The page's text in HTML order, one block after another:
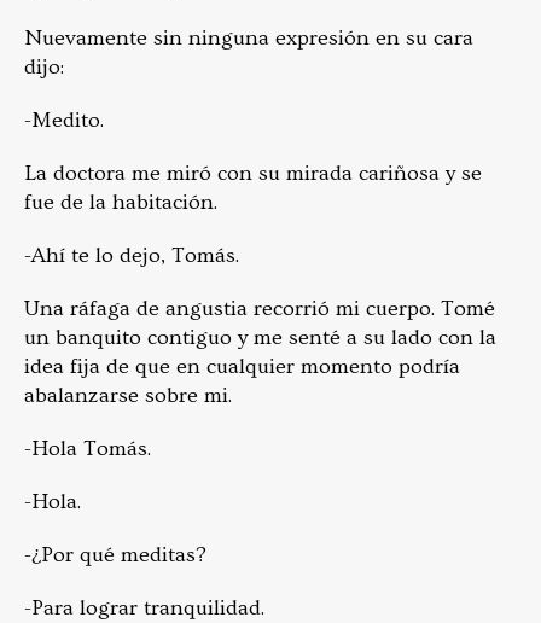
Nuevamente sin ninguna expresión en su cara
dijo:
-Medito.
La doctora me miró con su mirada cariñosa y se
fue de la habitación.
-Ahí te lo dejo, Tomás.
Una ráfaga de angustia recorrió mi cuerpo. Tomé
un banquito contiguo y me senté a su lado con la
idea fija de que en cualquier momento podría
abalanzarse sobre mi.
-Hola Tomás.
-Hola.
-¿Por qué meditas?
-Para lograr tranquilidad.